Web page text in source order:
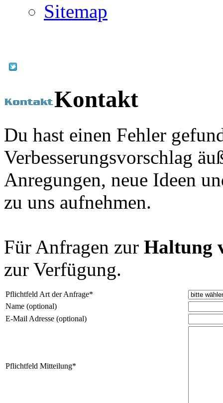
Sitemap
Kontakt
Du hast einen Fehler
Verbesserungsvorschlag
Anregungen, neue Ideen
zu uns aufnehmen.
Für Anfragen zur Haltung
zur Verfügung.
Pflichtfeld Art der Anfrage*
Name (optional)
E-Mail Adresse (optional)
Pflichtfeld Mitteilung*